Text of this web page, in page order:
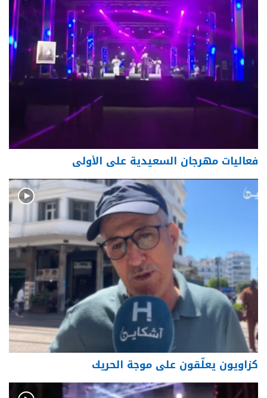
فعاليات مهرجان السعيدية على الأولى
كزاويون يعلّقون على موجة الحريك